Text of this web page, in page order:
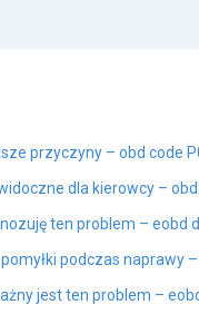
przyczyny – obd code
dla kierowcy –
ten problem – eobd
podczas naprawy
jest ten problem –